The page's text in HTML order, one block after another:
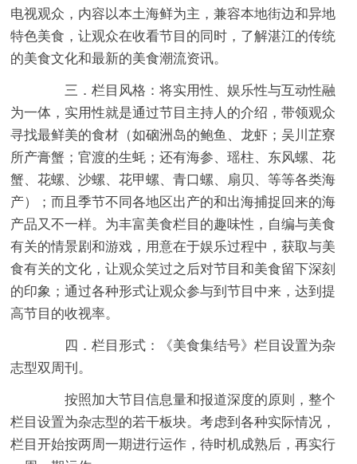
电视观众，内容以本土海鲜为主，兼容本地街边和异地
特色美食，让观众在收看节目的同时，了解湛江的传统
的美食文化和最新的美食潮流资讯。
三．栏目风格：将实用性、娱乐性与互动性融
为一体，实用性就是通过节目主持人的介绍，带领观众
寻找最鲜美的食材（如硇洲岛的鲍鱼、龙虾；吴川芷寮
所产膏蟹；官渡的生蚝；还有海参、瑶柱、东风螺、花
蟹、花螺、沙螺、花甲螺、青口螺、扇贝、等等各类海
产）；而且季节不同各地区出产的和出海捕捉回来的海
产品又不一样。为丰富美食栏目的趣味性，自编与美食
有关的情景剧和游戏，用意在于娱乐过程中，获取与美
食有关的文化，让观众笑过之后对节目和美食留下深刻
的印象；通过各种形式让观众参与到节目中来，达到提
高节目的收视率。
四．栏目形式：《美食集结号》栏目设置为杂
志型双周刊。
按照加大节目信息量和报道深度的原则，整个
栏目设置为杂志型的若干板块。考虑到各种实际情况，
栏目开始按两周一期进行运作，待时机成熟后，再实行